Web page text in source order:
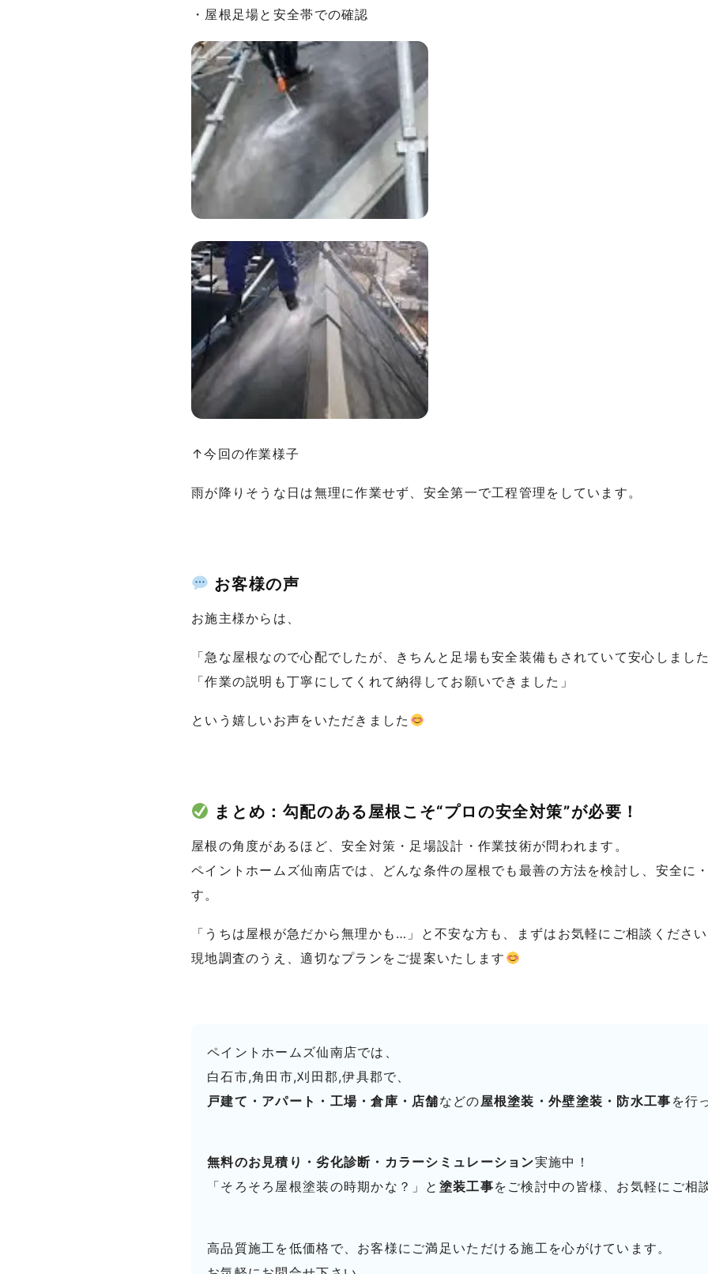
・屋根足場と安全帯での確認
↑今回の作業様子
雨が降りそうな日は無理に作業せず、安全第一で工程管理をしています。
お客様の声
お施主様からは、
「急な屋根なので心配でしたが、きちんと足場も安全装備もされていて安心しました
「作業の説明も丁寧にしてくれて納得してお願いできました」
という嬉しいお声をいただきました
まとめ：勾配のある屋根こそ“プロの安全対策”が必要！
屋根の角度があるほど、安全対策・足場設計・作業技術が問われます。
ペイントホームズ仙南店では、どんな条件の屋根でも最善の方法を検討し、安全に
す。
「うちは屋根が急だから無理かも…」と不安な方も、まずはお気軽にご相談ください
現地調査のうえ、適切なプランをご提案いたします
ペイントホームズ仙南店では、
白石市,角田市,刈田郡,伊具郡で、
戸建て・アパート・工場・倉庫・店舗などの屋根塗装・外壁塗装・防水工事 を行
無料のお見積り・劣化診断・カラーシミュレーション実施中！
「そろそろ屋根塗装の時期かな？」と 塗装工事をご検討中の皆様、お気軽にご相
高品質施工を低価格で、お客様にご満足いただける施工を心がけています。